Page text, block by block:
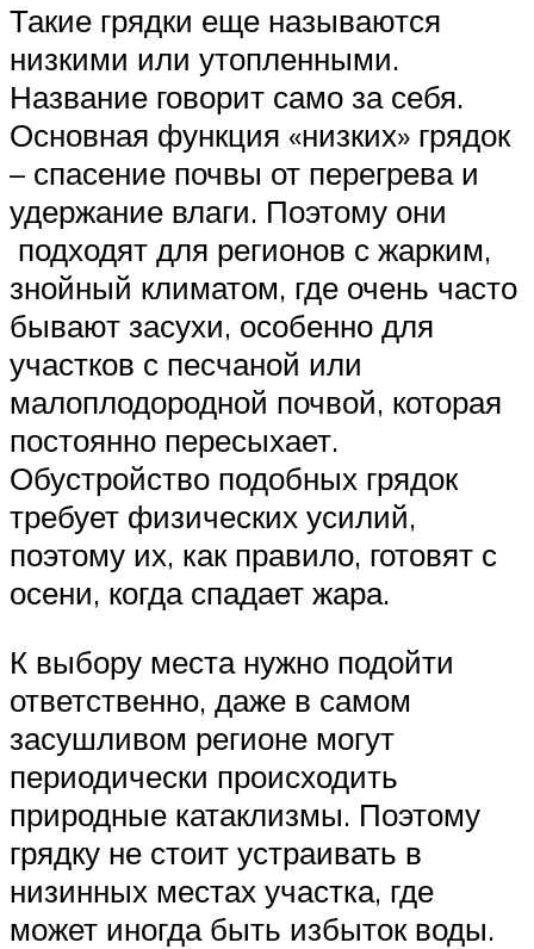
Такие грядки еще называются
низкими или утопленными.
Название говорит само за себя.
Основная функция «низких» грядок
– спасение почвы от перегрева и
удержание влаги. Поэтому они
подходят для регионов с жарким,
знойный климатом, где очень часто
бывают засухи, особенно для
участков с песчаной или
малоплодородной почвой, которая
постоянно пересыхает.
Обустройство подобных грядок
требует физических усилий,
поэтому их, как правило, готовят с
осени, когда спадает жара.
К выбору места нужно подойти
ответственно, даже в самом
засушливом регионе могут
периодически происходить
природные катаклизмы. Поэтому
грядку не стоит устраивать в
низинных местах участка, где
может иногда быть избыток воды.